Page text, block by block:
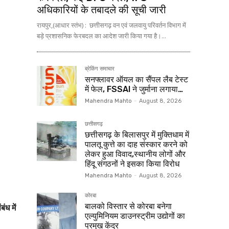
में
अधिकारियों के तबादले की सूची जारी
रायपुर,(आधार स्तंभ) : छत्तीसगढ़ वन एवं जलवायु परिवर्तन विभाग में
बड़े प्रशासनिक फेरबदल का आदेश जारी किया गया है।...
ब्रेकिंग समाचार
सनफ्लावर ऑयल का सैंपल लैब टेस्ट
में फेल, FSSAI ने जुर्माना लगाया…
Mahendra Mahto - August 8, 2026
छत्तीसगढ़
छत्तीसगढ़ के बिलासपुर में मुक्तिधाम में
पालतू कुत्ते का दाह संस्कार करने को
लेकर हुआ विवाद,स्थानीय लोगों और
हिंदू संगठनों ने इसका किया विरोध
Mahendra Mahto - August 8, 2026
कोरबा
बालको विस्तार से कोरबा बनेगा
एल्युमिनियम डाउनस्ट्रीम उद्योगों का
प्रमुख केंद्र